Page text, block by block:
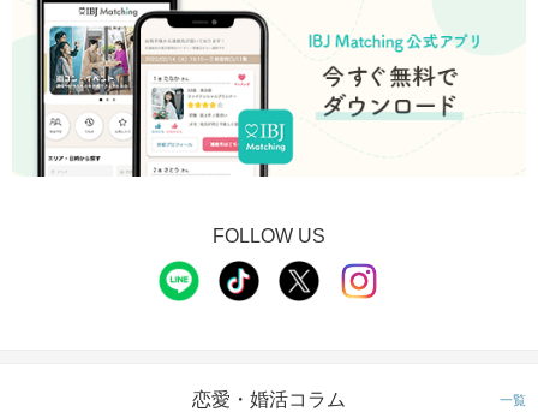
FOLLOW US
恋愛・婚活コラム 一覧